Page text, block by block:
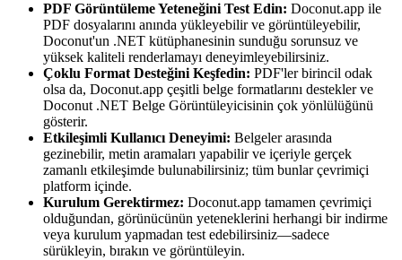
PDF Görüntüleme Yeteneğini Test Edin: Doconut.app ile
PDF dosyalarını anında yükleyebilir ve görüntüleyebilir,
Doconut'un .NET kütüphanesinin sunduğu sorunsuz ve
yüksek kaliteli renderlamayı deneyimleyebilirsiniz.
Çoklu Format Desteğini Keşfedin: PDF'ler birincil odak
olsa da, Doconut.app çeşitli belge formatlarını destekler ve
Doconut .NET Belge Görüntüleyicisinin çok yönlülüğünü
gösterir.
Etkileşimli Kullanıcı Deneyimi: Belgeler arasında
gezinebilir, metin aramaları yapabilir ve içeriyle gerçek
zamanlı etkileşimde bulunabilirsiniz; tüm bunlar çevrimiçi
platform içinde.
Kurulum Gerektirmez: Doconut.app tamamen çevrimiçi
olduğundan, görünücünün yeteneklerini herhangi bir indirme
veya kurulum yapmadan test edebilirsiniz—sadece
sürükleyin, bırakın ve görüntüleyin.